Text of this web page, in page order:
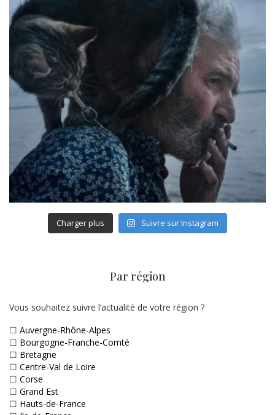
Charger plus Suivre sur Instagram
Par région
Vous souhaitez suivre l’actualité de votre région ?
☐ Auvergne-Rhône-Alpes
☐ Bourgogne-Franche-Comté
☐ Bretagne
☐ Centre-Val de Loire
☐ Corse
☐ Grand Est
☐ Hauts-de-France